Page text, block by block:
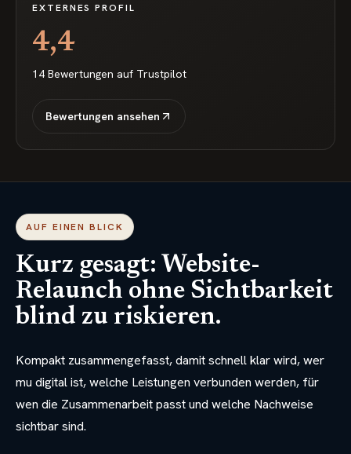
EXTERNES PROFIL
4,4
14 Bewertungen auf Trustpilot
Bewertungen ansehen
AUF EINEN BLICK
Kurz gesagt: Website-
Relaunch ohne Sichtbarkeit
blind zu riskieren.
Kompakt zusammengefasst, damit schnell klar wird, wer
mu digital ist, welche Leistungen verbunden werden, für
wen die Zusammenarbeit passt und welche Nachweise
sichtbar sind.